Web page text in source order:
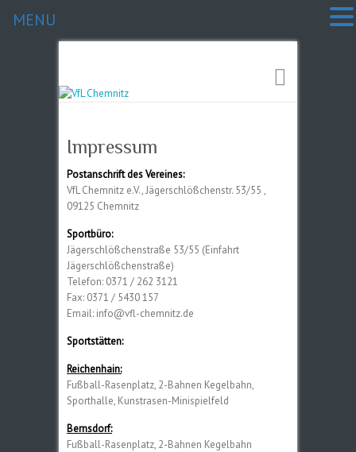
Impressum
Postanschrift des Vereines:
VfL Chemnitz e.V., Jägerschlößchenstr. 53/55 ,
09125 Chemnitz
Sportbüro:
Jägerschlößchenstraße 53/55 (Einfahrt
Jägerschlößchenstraße)
Telefon: 0371 / 262 3121
Fax: 0371 / 5430 157
Email: info@vfl-chemnitz.de
Sportstätten:
Reichenhain:
Fußball-Rasenplatz, 2-Bahnen Kegelbahn,
Sporthalle, Kunstrasen-Minispielfeld
Bernsdorf:
Fußball-Rasenplatz, 2-Bahnen Kegelbahn
MENU